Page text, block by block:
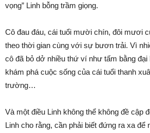
vọng” Linh bỗng trầm giọng.
Cô đau đáu, cái tuổi mười chín, đôi mươi
theo thời gian cùng với sự bươn trải. Vì
cô đã bỏ dở nhiều thứ ví như tấm bằng
khám phá cuộc sống của cái tuổi thanh
trường…
Và một điều Linh không thể không đề cập
Linh cho rằng, cần phải biết đứng ra xa để